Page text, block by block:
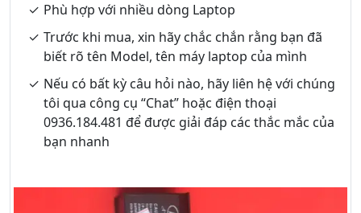
Phù hợp với nhiều dòng Laptop
Trước khi mua, xin hãy chắc chắn rằng bạn đã
biết rõ tên Model, tên máy laptop của mình
Nếu có bất kỳ câu hỏi nào, hãy liên hệ với chúng
tôi qua công cụ “Chat” hoặc điện thoại
0936.184.481 để được giải đáp các thắc mắc của
bạn nhanh